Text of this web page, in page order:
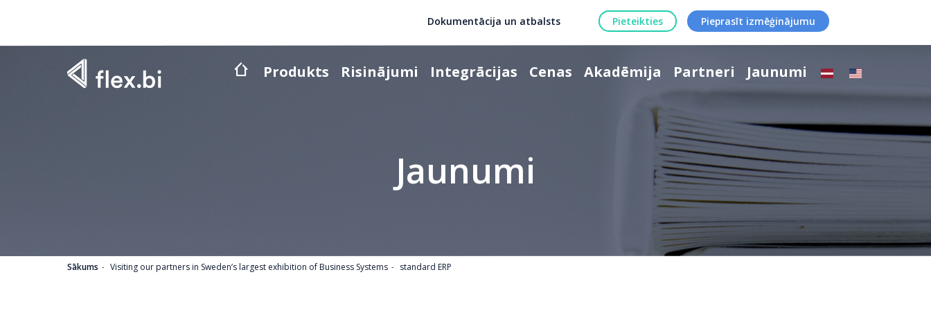
Dokumentācija un atbalsts Pieteikties Pieprasīt izmēģinājumu
Produkts Risinājumi Integrācijas Cenas Akadēmija Partneri Jaunumi
Jaunumi
Sākums Visiting our partners in Sweden’s largest exhibition of Business Systems standard ERP